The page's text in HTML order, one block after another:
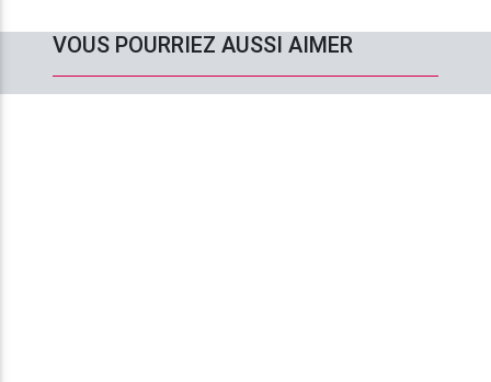
VOUS POURRIEZ AUSSI AIMER